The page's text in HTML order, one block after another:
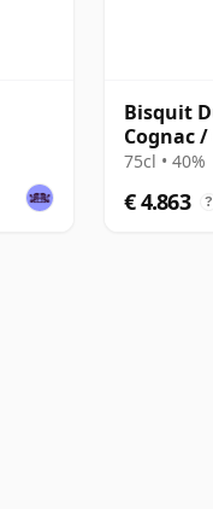
Bisquit
Cognac
/ Bottled
75cl • 40%
€ 4.863 ?